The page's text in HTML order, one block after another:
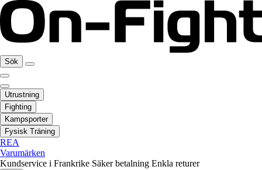
Sök
Utrustning
Fighting
Kampsporter
Fysisk Träning
REA
Varumärken
Kundservice i Frankrike Säker betalning Enkla returer